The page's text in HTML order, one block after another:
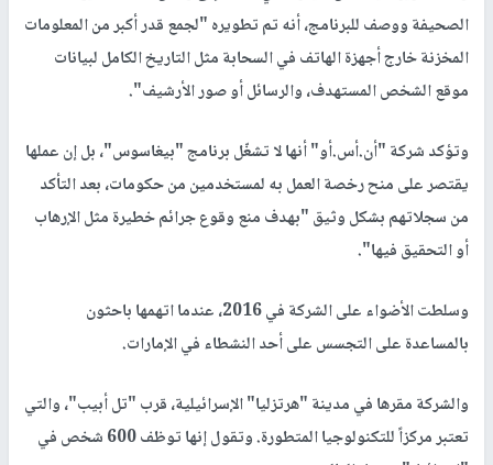
الصحيفة ووصف للبرنامج، أنه تم تطويره "لجمع قدر أكبر من المعلومات
المخزنة خارج أجهزة الهاتف في السحابة مثل التاريخ الكامل لبيانات
موقع الشخص المستهدف، والرسائل أو صور الأرشيف".
وتؤكد شركة "أن.أس.أو" أنها لا تشغّل برنامج "بيغاسوس"، بل إن عملها
يقتصر على منح رخصة العمل به لمستخدمين من حكومات، بعد التأكد
من سجلاتهم بشكل وثيق "بهدف منع وقوع جرائم خطيرة مثل الإرهاب
أو التحقيق فيها".
وسلطت الأضواء على الشركة في 2016، عندما اتهمها باحثون
بالمساعدة على التجسس على أحد النشطاء في الإمارات.
والشركة مقرها في مدينة "هرتزليا" الإسرائيلية، قرب "تل أبيب"، والتي
تعتبر مركزاً للتكنولوجيا المتطورة. وتقول إنها توظف 600 شخص في